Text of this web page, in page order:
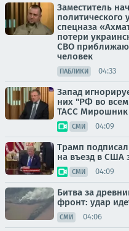
Заместитель
спецназа
потери
СВО
человек
ПАБЛИКИ 04:33
Запад
них "РФ во
ТАСС Мирошник
СМИ 04:09
Трамп
на въезд в США
СМИ 04:09
Битва за
фронт: удар
СМИ 04:06